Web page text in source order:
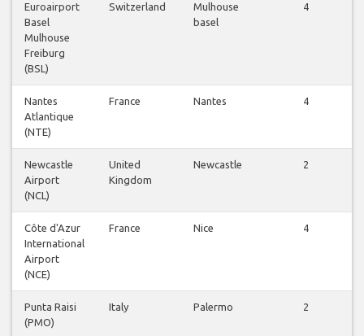
Euroairport
Basel
Mulhouse
Freiburg
(BSL)
Switzerland
Mulhouse
basel
4
Nantes
Atlantique
(NTE)
France Nantes 4
Newcastle
Airport
(NCL)
United
Kingdom
Newcastle 2
Côte d'Azur
International
Airport
(NCE)
France Nice 4
Punta Raisi
(PMO)
Italy Palermo 2